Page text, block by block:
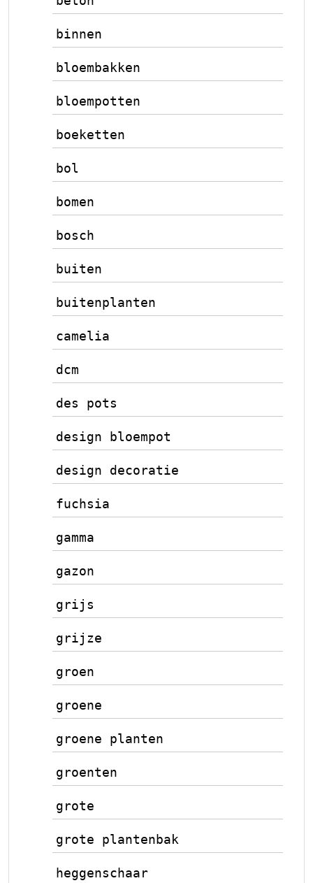
binnen
bloembakken
bloempotten
boeketten
bol
bomen
bosch
buiten
buitenplanten
camelia
dcm
des pots
design bloempot
design decoratie
fuchsia
gamma
gazon
grijs
grijze
groen
groene
groene planten
groenten
grote
grote plantenbak
heggenschaar